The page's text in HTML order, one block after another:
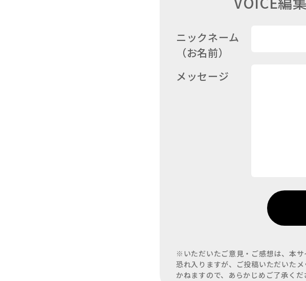
ニックネーム
（お名前）
メッセージ
※いただいたご意見・ご感想は、本サ
恐れ入りますが、ご投稿いただいた
かねますので、あらかじめご了承くだ